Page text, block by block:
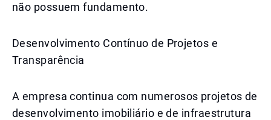
não possuem fundamento.
Desenvolvimento Contínuo de Projetos e
Transparência
A empresa continua com numerosos projetos de
desenvolvimento imobiliário e de infraestrutura